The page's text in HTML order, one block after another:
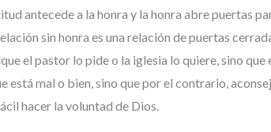
antecede a la honra y la honra abre puertas
sin honra es una relación de puertas
el pastor lo pide o la iglesia lo quiere, sino que
está mal o bien, sino que por el contrario,
hacer la voluntad de Dios.